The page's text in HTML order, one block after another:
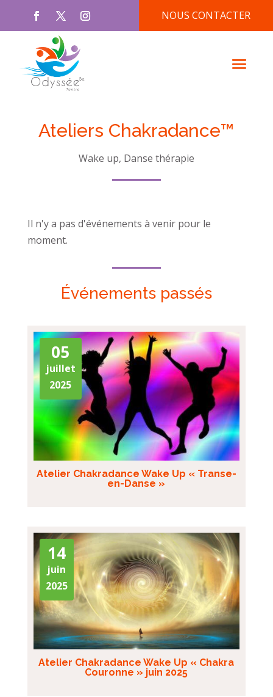
NOUS CONTACTER
Ateliers Chakradance™
Wake up, Danse thérapie
Il n'y a pas d'événements à venir pour le
moment.
Événements passés
05
juillet
2025
Atelier Chakradance Wake Up « Transe-
en-Danse »
14
juin
2025
Atelier Chakradance Wake Up « Chakra
Couronne » juin 2025